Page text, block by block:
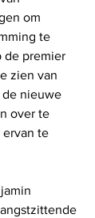
om
te
de premier
zien van
nieuwe
over te
ervan te